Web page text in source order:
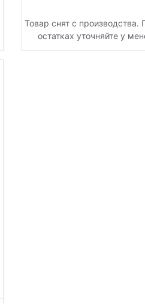
Товар снят с производства.
остатках уточняйте у